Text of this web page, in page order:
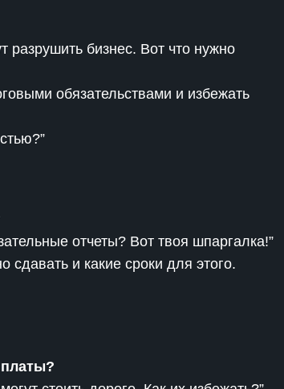
разрушить бизнес. Вот что нужно
обязательствами и избежать
отчеты? Вот твоя шпаргалка!”
сдавать и какие сроки для этого.